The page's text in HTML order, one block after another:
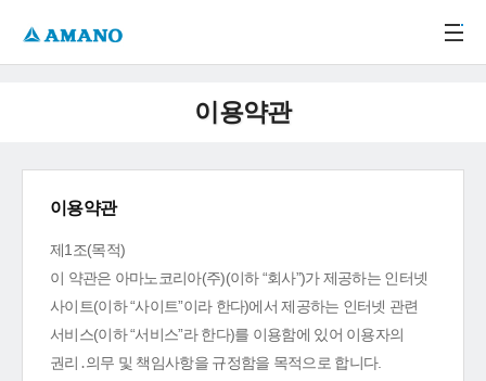
이용약관
이용약관
제1조(목적)
이 약관은 아마노코리아(주)(이하 “회사”)가 제공하는 인터넷
사이트(이하 “사이트”이라 한다)에서 제공하는 인터넷 관련
서비스(이하 “서비스”라 한다)를 이용함에 있어 이용자의
권리․의무 및 책임사항을 규정함을 목적으로 합니다.